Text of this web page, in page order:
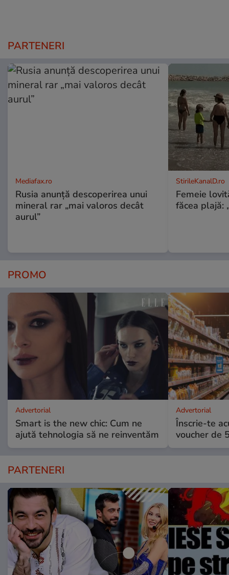
PARTENERI
Mediafax.ro
Rusia anunță descoperirea unui
mineral rar „mai valoros decât
aurul”
StirileKanalD.ro
Femeie
făcea plajă:
PROMO
Advertorial
Smart is the new chic: Cum ne
ajută tehnologia să ne reinventăm
Advertorial
Înscrie-te
voucher de
PARTENERI